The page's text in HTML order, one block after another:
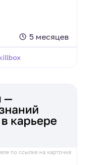
5 месяцев
по ссылке на карточке